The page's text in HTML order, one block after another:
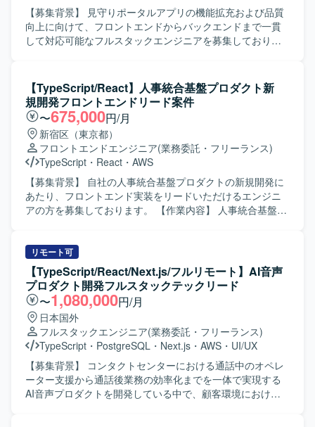
善をリードしていただける方が望ましいです。 【ポジショ
ンの魅力】 フロントエンドからインフラまで幅広い技術領
域に関わりながら、アーキテクトとして技術選定やシステ
用改善まで含めた一気通貫の経験を積むことができます。
【開発環境】 フロントエンドはReactやVue.js等を用い、バ
ックエンドではAPI設計・実装を行います。 インフラおよび
基盤にはAWS、GCP、Azureのいずれかを利用し、
TerraformやCDKなどのIaCを活用した構成管理を行いま
す。 また、CMSの導入や外部API・サービスとの連携も行
っております。
【募集背景】 見守りポータルアプリの機能拡充および品質
向上に向けて、フロントエンドからバックエンドまで一貫
して対応可能なフルスタックエンジニアを募集しておりま
リのフロントエンド実装を中心に、UI改善や新機能実装を
行っていただきます。 Honoを用いたAPIおよびサーバーサ
イドの設計・開発を行っていただきます。 データベース設
計およびGoogle Cloud環境との連携実装を担当していただ
きます。 非機能要件（パフォーマンス・セキュリティ等）
の検討や見積もりを行っていただきます。 テストコードの
実装および品質保証業務を通じて、安定したサービス提供
に貢献していただきます。 【求める人物像】 フロントエン
ドからバックエンドまで主体的にキャッチアップしなが
ら、サービス全体の品質向上に取り組んでいただける方を
ンの魅力】 ネイティブアプリとバックエンドの双方に関わ
ることで、フルスタックとして広い技術領域に携わること
ができます。 非機能要件や品質保証にも深く関わるため、
サービスグロースと技術的チャレンジの両方を経験してい
ただけます。 【開発環境】 React NativeおよびExpoを用い
たネイティブアプリ開発環境です。 HonoとTypeScriptを用
いたAPI・サーバーサイド開発環境です。 Google Cloud
Platform上でのシステム構成およびデータベース連携環境で
す。 テストコードやE2Eテストツールを用いた自動テスト
環境が整備されております。
【TypeScript/React】人事統合基盤プロダクト新
規開発フロントエンドリード案件
〜675,000円/月
新宿区（東京都）
フロントエンドエンジニア(業務委託・フリーランス)
TypeScript ・ React ・ AWS
【募集背景】 自社の人事統合基盤プロダクトの新規開発に
あたり、フロントエンド実装をリードいただけるエンジニ
アの方を募集しております。 【作業内容】 人事統合基盤の
プリケーション開発や、バックエンドのREST APIとの連携
実装を担当していただきます。 AIコーディングツールを活
用した開発フローの整備や生産性向上の推進、コンポーネ
ント設計やUIライブラリの整備も行っていただきます。 ま
た、社員エンジニアへの技術展開やドキュメント整備にも
携わっていただきます。 【求める人物像】 AIツールを積極
的に取り入れ、自律的に開発生産性を高めていける方を求
めております。 社員エンジニアへ技術やノウハウをわかり
やすく共有できるコミュニケーション力をお持ちの方を歓
迎いたします。 仕様が確定しきっていないフェーズでも、
課題を整理しながら主体的に推進できる方を想定しており
リモート可
【TypeScript/React/Next.js/フルリモート】AI音声
プロダクト開発フルスタックテックリード
〜1,080,000円/月
日本国外
フルスタックエンジニア(業務委託・フリーランス)
TypeScript ・ PostgreSQL ・ Next.js ・ AWS ・ UI/UX
【募集背景】 コンタクトセンターにおける通話中のオペレ
ーター支援から通話後業務の効率化までを一体で実現する
AI音声プロダクトを開発している中で、顧客環境における